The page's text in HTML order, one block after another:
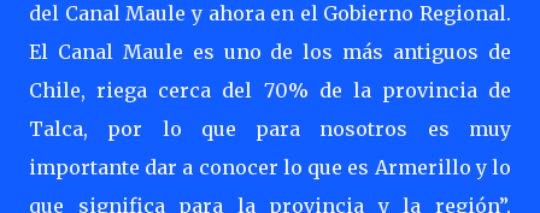
del Canal Maule y ahora en el Gobierno Regional.
El Canal Maule es uno de los más antiguos de
Chile, riega cerca del 70% de la provincia de
Talca, por lo que para nosotros es muy
importante dar a conocer lo que es Armerillo y lo
que significa para la provincia y la región”,